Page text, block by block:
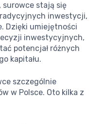
surowce stają się
inwestycji,
Dzięki umiejętności
inwestycyjnych,
potencjał różnych
kapitału.
szczególnie
w Polsce. Oto kilka z